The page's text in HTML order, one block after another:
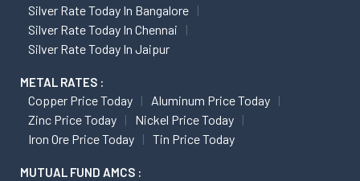
Silver Rate Today In Bangalore
Silver Rate Today In Chennai
Silver Rate Today In Jaipur
METAL RATES :
Copper Price Today
Aluminum Price Today
Zinc Price Today
Nickel Price Today
Iron Ore Price Today
Tin Price Today
MUTUAL FUND AMCS :